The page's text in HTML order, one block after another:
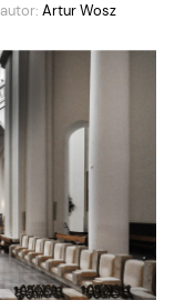
autor: Artur Wosz